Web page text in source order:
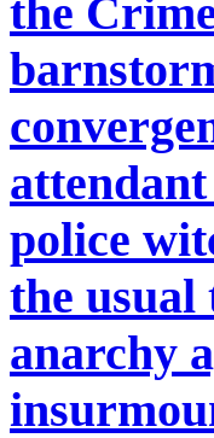
the
police
the
anarchy